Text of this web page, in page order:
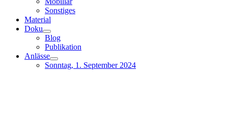
Sonstiges
Material
Doku
Blog
Publikation
Anlässe
Sonntag, 1. September 2024